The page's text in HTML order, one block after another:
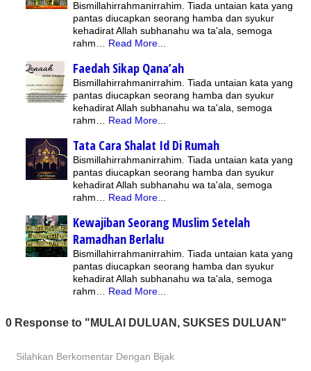
Bismillahirrahmanirrahim. Tiada untaian kata yang
pantas diucapkan seorang hamba dan syukur
kehadirat Allah subhanahu wa ta'ala, semoga
rahm… Read More...
Faedah Sikap Qana’ah
Bismillahirrahmanirrahim. Tiada untaian kata yang
pantas diucapkan seorang hamba dan syukur
kehadirat Allah subhanahu wa ta'ala, semoga
rahm… Read More...
Tata Cara Shalat Id Di Rumah
Bismillahirrahmanirrahim. Tiada untaian kata yang
pantas diucapkan seorang hamba dan syukur
kehadirat Allah subhanahu wa ta'ala, semoga
rahm… Read More...
Kewajiban Seorang Muslim Setelah
Ramadhan Berlalu
Bismillahirrahmanirrahim. Tiada untaian kata yang
pantas diucapkan seorang hamba dan syukur
kehadirat Allah subhanahu wa ta'ala, semoga
rahm… Read More...
0 Response to "MULAI DULUAN, SUKSES DULUAN"
Silahkan Berkomentar Dengan Bijak